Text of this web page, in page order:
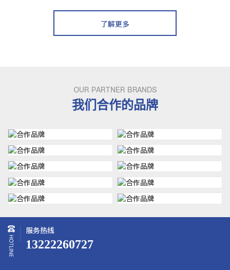
了解更多
OUR PARTNER BRANDS
我们合作的品牌
服务热线
13222260727